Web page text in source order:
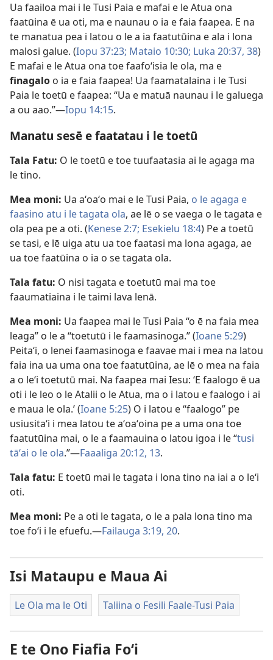
Ua faailoa mai i le Tusi Paia e mafai e le Atua ona
faatūina ē ua oti, ma e naunau o ia e faia faapea. E na
te manatua pea i latou o le a ia faatutūina e ala i lona
malosi galue. (Iopu 37:23; Mataio 10:30; Luka 20:37, 38)
E mafai e le Atua ona toe faafoʻisia le ola, ma e
finagalo o ia e faia faapea! Ua faamatalaina i le Tusi
Paia le toetū e faapea: “Ua e matuā naunau i le galuega
a ou aao.”—Iopu 14:15.
Manatu sesē e faatatau i le toetū
Tala Fatu: O le toetū e toe tuufaatasia ai le agaga ma
le tino.
Mea moni: Ua aʻoaʻo mai e le Tusi Paia, o le agaga e
faasino atu i le tagata ola, ae lē o se vaega o le tagata e
ola pea pe a oti. (Kenese 2:7; Esekielu 18:4) Pe a toetū
se tasi, e lē uiga atu ua toe faatasi ma lona agaga, ae
ua toe faatūina o ia o se tagata ola.
Tala fatu: O nisi tagata e toetutū mai ma toe
faaumatiaina i le taimi lava lenā.
Mea moni: Ua faapea mai le Tusi Paia “o ē na faia mea
leaga” o le a “toetutū i le faamasinoga.” (Ioane 5:29)
Peitaʻi, o lenei faamasinoga e faavae mai i mea na latou
faia ina ua uma ona toe faatutūina, ae lē o mea na faia
a o leʻi toetutū mai. Na faapea mai Iesu: ʻE faalogo ē ua
oti i le leo o le Atalii o le Atua, ma o i latou e faalogo i ai
e maua le ola.’ (Ioane 5:25) O i latou e “faalogo” pe
usiusitaʻi i mea latou te aʻoaʻoina pe a uma ona toe
faatutūina mai, o le a faamauina o latou igoa i le “tusi
tāʻai o le ola.”—Faaaliga 20:12, 13.
Tala fatu: E toetū mai le tagata i lona tino na iai a o leʻi
oti.
Mea moni: Pe a oti le tagata, o le a pala lona tino ma
toe foʻi i le efuefu.—Failauga 3:19, 20.
Isi Mataupu e Maua Ai
Le Ola ma le Oti Taliina o Fesili Faale-Tusi Paia
E te Ono Fiafia Foʻi